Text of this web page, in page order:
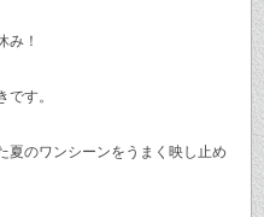
み！
す。
のワンシーンをうまく映し止め